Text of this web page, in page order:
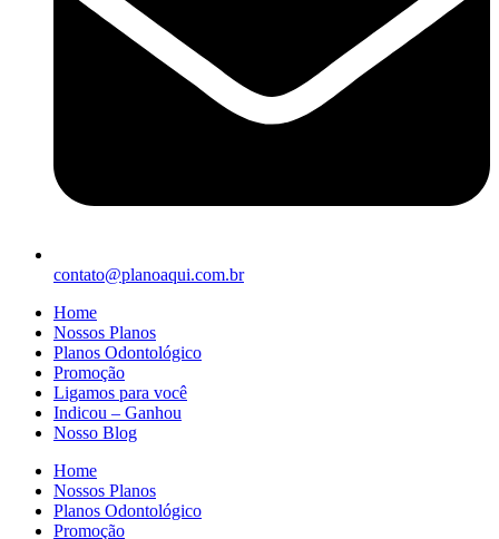
contato@planoaqui.com.br
Home
Nossos Planos
Planos Odontológico
Promoção
Ligamos para você
Indicou – Ganhou
Nosso Blog
Home
Nossos Planos
Planos Odontológico
Promoção